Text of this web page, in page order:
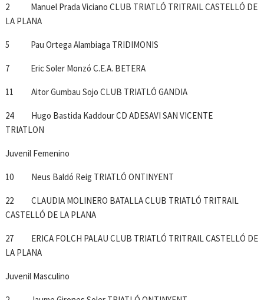
2 Manuel Prada Viciano CLUB TRIATLÓ TRITRAIL CASTELLÓ DE
LA PLANA
5 Pau Ortega Alambiaga TRIDIMONIS
7 Eric Soler Monzó C.E.A. BETERA
11 Aitor Gumbau Sojo CLUB TRIATLÓ GANDIA
24 Hugo Bastida Kaddour CD ADESAVI SAN VICENTE
TRIATLON
Juvenil Femenino
10 Neus Baldó Reig TRIATLÓ ONTINYENT
22 CLAUDIA MOLINERO BATALLA CLUB TRIATLÓ TRITRAIL
CASTELLÓ DE LA PLANA
27 ERICA FOLCH PALAU CLUB TRIATLÓ TRITRAIL CASTELLÓ DE
LA PLANA
Juvenil Masculino